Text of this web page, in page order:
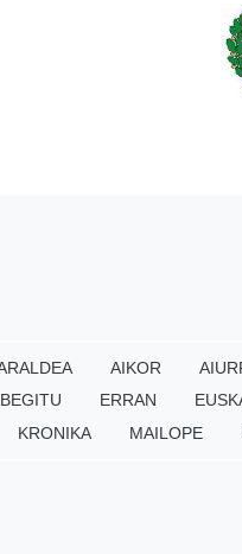
AIKOR
BEGITU
ERRAN
KRONIKA
MAILOPE